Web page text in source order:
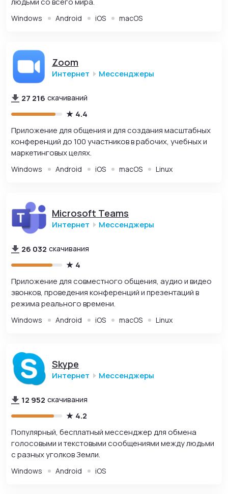
Windows Android iOS macOS
Zoom
Интернет Мессенджеры
27 216 скачиваний
4.4
Приложение для общения и для создания масштабных
конференций до 100 участников в рабочих, учебных и
маркетинговых целях.
Windows Android iOS macOS Linux
Microsoft Teams
Интернет Мессенджеры
26 032 скачивания
4
Приложение для совместного общения, аудио и видео
звонков, проведения конференций и презентаций в
режима реального времени.
Windows Android iOS macOS Linux
Skype
Интернет Мессенджеры
12 952 скачивания
4.2
Популярный, бесплатный мессенджер для обмена
голосовыми и текстовыми сообщениями между людьми
с разных уголков Земли.
Windows Android iOS